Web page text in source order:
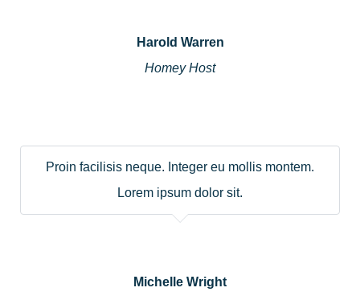
Harold Warren
Homey Host
Proin facilisis neque. Integer eu mollis montem.
Lorem ipsum dolor sit.
Michelle Wright